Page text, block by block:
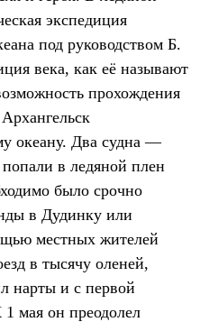
экспедиция
под руководством Б.
века, как её называют
прохождения
океану. Два судна —
в ледяной плен
было срочно
в Дудинку или
местных жителей
в тысячу оленей,
нарты и с первой
мая он преодолел